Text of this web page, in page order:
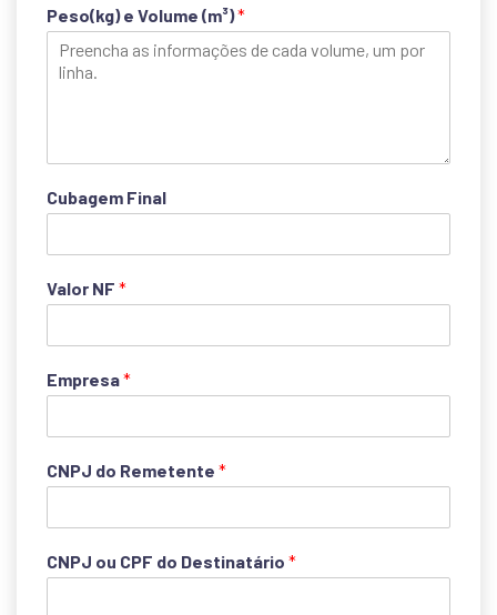
Peso(kg) e Volume (m³)*
Cubagem Final
Valor NF*
Empresa*
CNPJ do Remetente*
CNPJ ou CPF do Destinatário*